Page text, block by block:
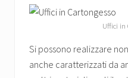
Uffici in
Si possono realizzare
anche caratterizzati da